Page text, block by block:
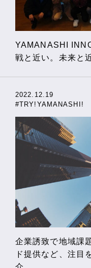
YAMANASHI
戦と近い。未来と
2022.12.19
#TRY!YAMANASHI!
企業誘致で地域課
ド提供など、注目